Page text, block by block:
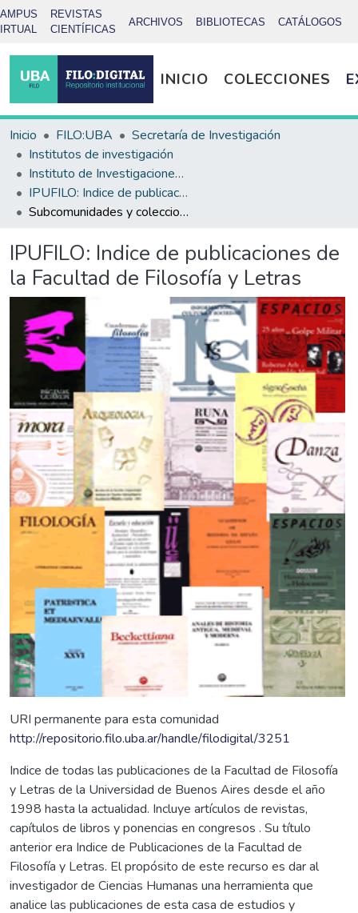
REVISTAS
CIENTÍFICAS
ARCHIVOS BIBLIOTECAS CATÁLOGOS
INICIO COLECCIONES
Inicio FILO:UBA
Secretaría de Investigación
Institutos de investigación
Instituto de Investigaciones Bibliotecológicas (INIBI)
IPUFILO: Indice de publicaciones de la Facultad de Filosofía y Letras
Subcomunidades y colecciones
IPUFILO: Indice de publicaciones de
la Facultad de Filosofía y Letras
URI permanente para esta comunidad
http://repositorio.filo.uba.ar/handle/filodigital/3251
Indice de todas las publicaciones de la Facultad de Filosofía
y Letras de la Universidad de Buenos Aires desde el año
1998 hasta la actualidad. Incluye artículos de revistas,
capítulos de libros y ponencias en congresos . Su título
anterior era Indice de Publicaciones de la Facultad de
Filosofía y Letras. El propósito de este recurso es dar al
investigador de Ciencias Humanas una herramienta que
analice las publicaciones de esta casa de estudios y